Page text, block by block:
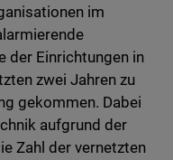
im
der Einrichtungen in
zwei Jahren zu
gekommen. Dabei
aufgrund der
Zahl der vernetzten